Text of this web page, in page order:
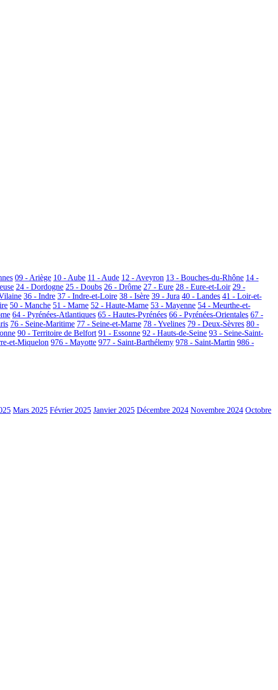
09 - Ariège 10 - Aube 11 - Aude 12 - Aveyron 13 - Bouches-du-Rhône 14 -
24 - Dordogne 25 - Doubs 26 - Drôme 27 - Eure 28 - Eure-et-Loir 29 -
36 - Indre 37 - Indre-et-Loire 38 - Isère 39 - Jura 40 - Landes 41 - Loir-et-
50 - Manche 51 - Marne 52 - Haute-Marne 53 - Mayenne 54 - Meurthe-et-
64 - Pyrénées-Atlantiques 65 - Hautes-Pyrénées 66 - Pyrénées-Orientales 67 -
76 - Seine-Maritime 77 - Seine-et-Marne 78 - Yvelines 79 - Deux-Sèvres 80 -
90 - Territoire de Belfort 91 - Essonne 92 - Hauts-de-Seine 93 - Seine-Saint-
et-Miquelon 976 - Mayotte 977 - Saint-Barthélemy 978 - Saint-Martin 986 -
Mars 2025 Février 2025 Janvier 2025 Décembre 2024 Novembre 2024 Octobre